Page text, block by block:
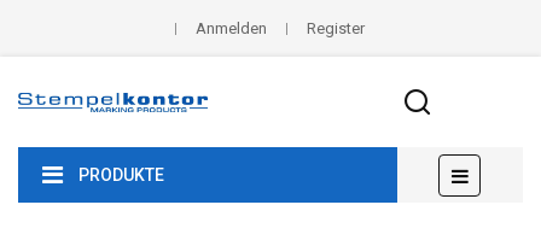
Anmelden Register
PRODUKTE
der
☰